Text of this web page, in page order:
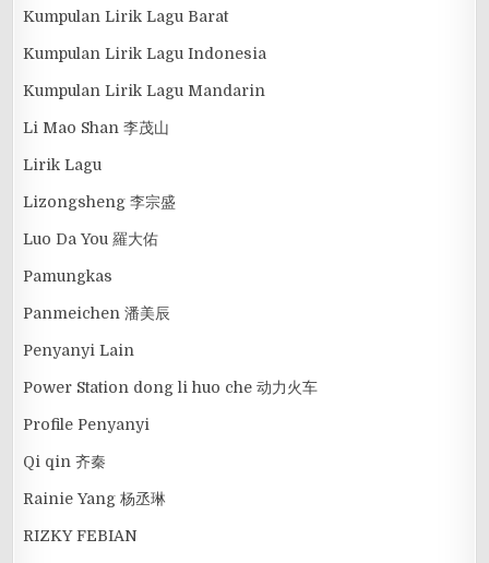
Kumpulan Lirik Lagu Barat
Kumpulan Lirik Lagu Indonesia
Kumpulan Lirik Lagu Mandarin
Li Mao Shan 李茂山
Lirik Lagu
Lizongsheng 李宗盛
Luo Da You 羅大佑
Pamungkas
Panmeichen 潘美辰
Penyanyi Lain
Power Station dong li huo che 动力火车
Profile Penyanyi
Qi qin 齐秦
Rainie Yang 杨丞琳
RIZKY FEBIAN